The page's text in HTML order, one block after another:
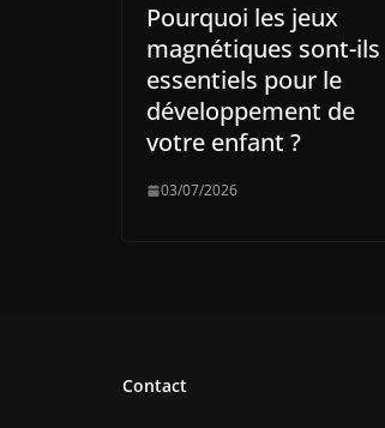
Pourquoi les jeux
magnétiques sont-ils
essentiels pour le
développement de
votre enfant ?
03/07/2026
Contact